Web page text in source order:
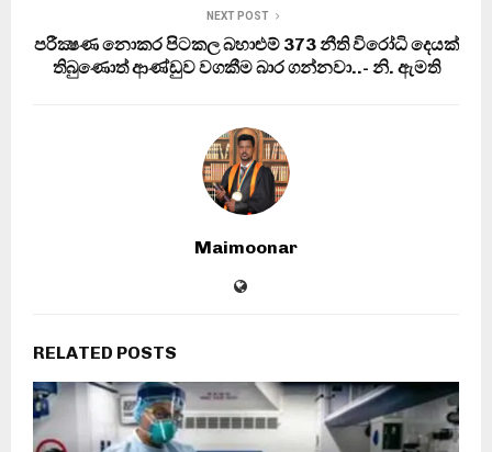
NEXT POST
පරීක්‍ෂණ නොකර පිටකල බහාළුම් 373 නීති විරෝධි දෙයක්
තිබුණොත් ආණ්ඩුව වගකීම බාර ගන්නවා..- නි. ඇමති
Maimoonar
RELATED POSTS